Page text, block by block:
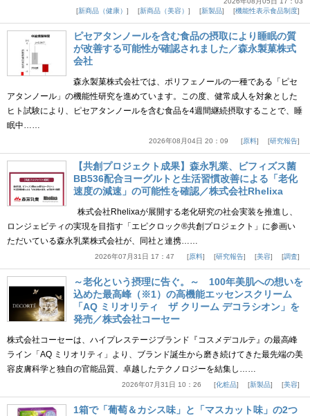
新商品（健康）
新商品（美容） 新製品 機能性表示食品制度
ピセアタンノールを含む食品の摂取により睡眠の質
が改善する可能性が確認されました／森永製菓株式
会社
森永製菓株式会社では、ポリフェノールの一種である「ピセ
アタンノール」の機能性研究を進めています。この度、健常成人を対象とした
ヒト試験により、ピセアタンノールを含む食品を4週間継続摂取することで、睡
眠中……
2026年08月04日 20：09 原料 研究報告
【共創プロジェクト成果】森永乳業、ビフィズス菌
BB536配合ヨーグルトと生活習慣改善による「老化
速度の減速」の可能性を確認／株式会社Rhelixa
株式会社Rhelixaが展開する老化研究の社会実装を推進し、
ロンジェビティの実現を目指す「エピクロック®共創プロジェクト」に参画い
ただいている森永乳業株式会社が、同社と連携……
2026年07月31日 17：47 原料 研究報告 美容 調査
～老化という摂理に告ぐ。～ 100年美肌への想いを
込めた最高峰（※1）の高機能エッセンスクリーム
「AQ ミリオリティ ザ クリーム デコラシオン」を
発売／株式会社コーセー
株式会社コーセーは、ハイプレステージブランド『コスメデコルテ』の最高峰
ライン「AQ ミリオリティ」より、ブランド誕生から磨き続けてきた最先端の美
容皮膚科学と独自の官能品質、卓越したテクノロジーを結集し……
2026年07月31日 10：26 化粧品 新製品 美容
1箱で「葡萄＆カシス味」と「マスカット味」の2つ